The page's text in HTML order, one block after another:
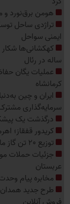
هومن برق‌نورد و
تراژدی ساحل
ایمنی سواحل
ساله در رئال
عملیات یگان
کرمانشاه
ایران و چین
سرمایه‌گذاری
درگذشت یک
کریدور قفقاز؛
توزیع 20 تن گاز مایع یارانه‌ای در مرز چذابه
جزئیات حملات
عربستان
مخابره پیام وحدت و
طرح جدید همدان